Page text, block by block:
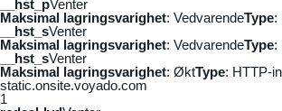
__hst_pVenter
Maksimal lagringsvarighet: VedvarendeType:
__hst_sVenter
Maksimal lagringsvarighet: VedvarendeType:
__hst_sVenter
Maksimal lagringsvarighet: ØktType: HTTP-
static.onsite.voyado.com
1